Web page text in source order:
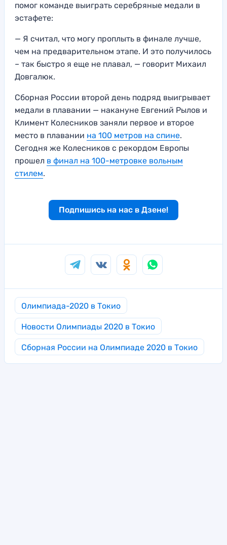
помог команде выиграть серебряные медали в
эстафете:
— Я считал, что могу проплыть в финале лучше,
чем на предварительном этапе. И это получилось
– так быстро я еще не плавал, — говорит Михаил
Довгалюк.
Сборная России второй день подряд выигрывает
медали в плавании — накануне Евгений Рылов и
Климент Колесников заняли первое и второе
место в плавании на 100 метров на спине.
Сегодня же Колесников с рекордом Европы
прошел в финал на 100-метровке вольным
стилем.
Подпишись на нас в Дзене!
Олимпиада-2020 в Токио
Новости Олимпиады 2020 в Токио
Сборная России на Олимпиаде 2020 в Токио